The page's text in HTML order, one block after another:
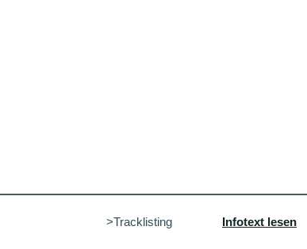
>Tracklisting Infotext lesen